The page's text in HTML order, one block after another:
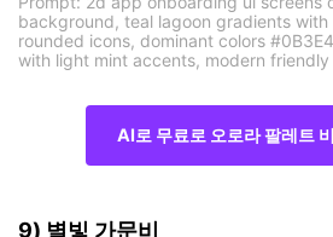
background, teal lagoon gradients with
rounded icons, dominant colors
with light mint accents, modern
AI로 무료로 오로라 팔레트
9) 별빛 가문비